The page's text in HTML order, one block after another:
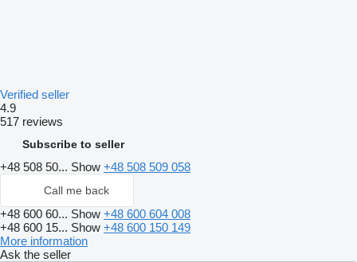
Verified seller
4.9
517 reviews
Subscribe to seller
+48 508 50... Show +48 508 509 058
Call me back
+48 600 60... Show +48 600 604 008
+48 600 15... Show +48 600 150 149
More information
Ask the seller